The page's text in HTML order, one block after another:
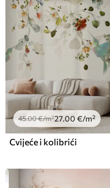
45.00€/m²27.00 €/m²
Cvijeće i kolibrići